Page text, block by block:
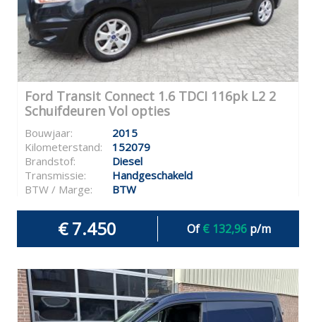
Ford Transit Connect 1.6 TDCI 116pk L2 2
Schuifdeuren Vol opties
Bouwjaar:
2015
Kilometerstand:
152079
Brandstof:
Diesel
Transmissie:
Handgeschakeld
BTW / Marge:
BTW
€ 7.450 Of€ 132,96p/m